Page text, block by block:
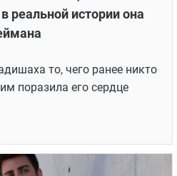
реальной истории она
то, чего ранее никто
поразила его сердце